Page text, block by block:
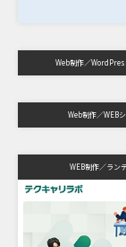
Web制作
Web制作 WEB
WEB制作 ラン